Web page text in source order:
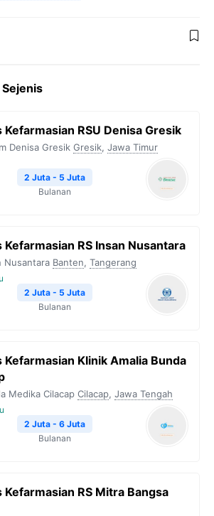
Kefarmasian RSU Denisa Gresik
Denisa Gresik Gresik, Jawa Timur
2 Juta - 5 Juta
Bulanan
Kefarmasian RS Insan Nusantara
Nusantara Banten, Tangerang
2 Juta - 5 Juta
Bulanan
Kefarmasian Klinik Amalia Bunda
Medika Cilacap Cilacap, Jawa Tengah
2 Juta - 6 Juta
Bulanan
Kefarmasian RS Mitra Bangsa